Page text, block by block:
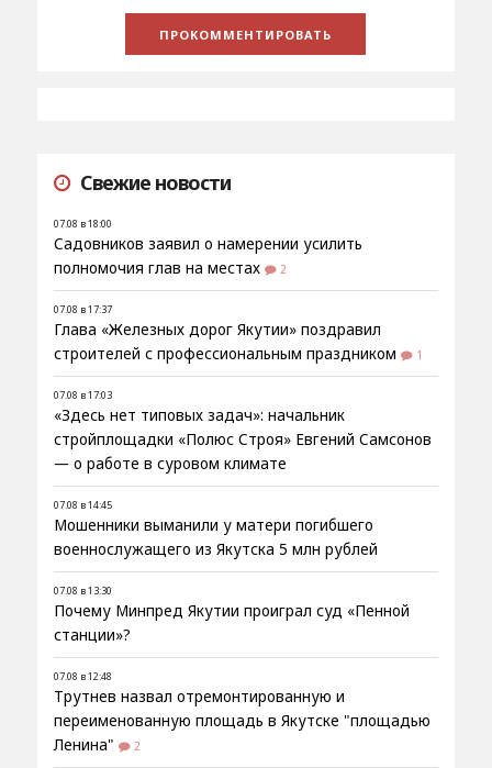
Свежие новости
07.08 в 18:00
Садовников заявил о намерении усилить
полномочия глав на местах
2
07.08 в 17:37
Глава «Железных дорог Якутии» поздравил
строителей с профессиональным праздником
1
07.08 в 17:03
«Здесь нет типовых задач»: начальник
стройплощадки «Полюс Строя» Евгений Самсонов
— о работе в суровом климате
07.08 в 14:45
Мошенники выманили у матери погибшего
военнослужащего из Якутска 5 млн рублей
07.08 в 13:30
Почему Минпред Якутии проиграл суд «Пенной
станции»?
07.08 в 12:48
Трутнев назвал отремонтированную и
переименованную площадь в Якутске "площадью
Ленина"
2